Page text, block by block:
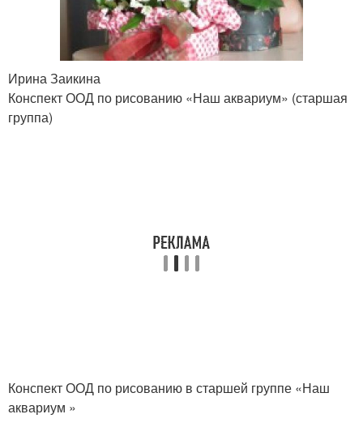
Ирина Заикина
Конспект ООД по рисованию «Наш аквариум» (старшая
группа)
Конспект ООД по рисованию в старшей группе «Наш
аквариум »